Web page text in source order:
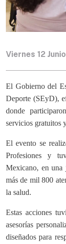
Viernes 12
El Gobierno del
Deporte (SEyD),
donde
servicios gratuitos
El evento se
Profesiones y
Mexicano, en una
más de mil 800
la salud.
Estas acciones
asesorías
diseñados para